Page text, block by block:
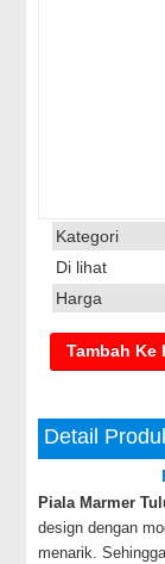
Kategori
Di lihat
Harga
Detail
Piala Marmer
design dengan
menarik.